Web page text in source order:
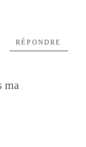
ma
RÉPONDRE